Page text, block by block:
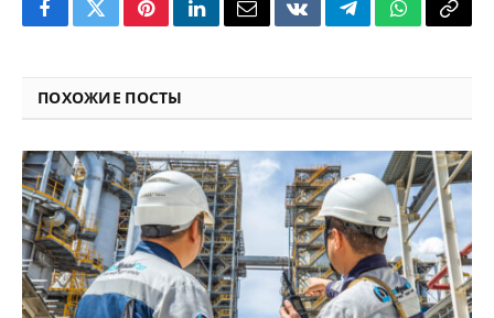
FacebookTwitterPinterestLinkedInEmailVKontakteTelegramWhatsApp
Copy
ПОХОЖИЕ ПОСТЫ